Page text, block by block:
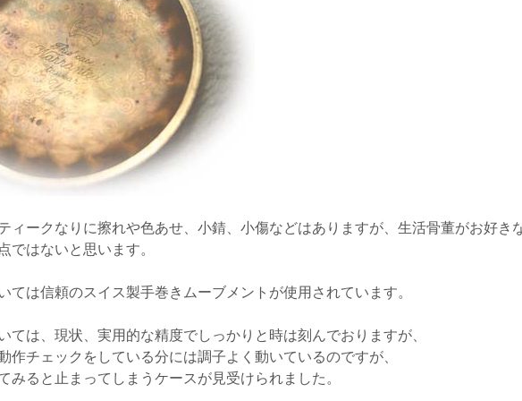
ィークなりに擦れや色あせ、小錆、小傷などはありますが、生活骨董がお好き
ではないと思います。
ては信頼のスイス製手巻きムーブメントが使用されています。
ては、現状、実用的な精度でしっかりと時は刻んでおりますが、
作チェックをしている分には調子よく動いているのですが、
みると止まってしまうケースが見受けられました。